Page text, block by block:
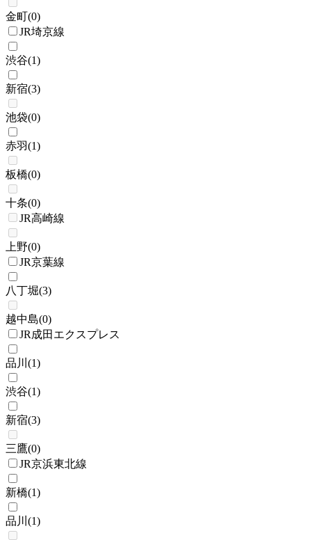
金町(0)
JR埼京線
渋谷(1)
新宿(3)
池袋(0)
赤羽(1)
板橋(0)
十条(0)
JR高崎線
上野(0)
JR京葉線
八丁堀(3)
越中島(0)
JR成田エクスプレス
品川 (1)
渋谷(1)
新宿(3)
三鷹(0)
JR京浜東北線
新橋(1)
品川 (1)